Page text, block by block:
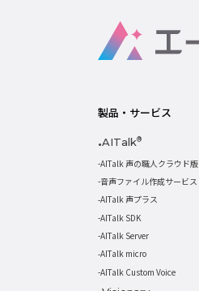
製品・サービス
AITalk®
AITalk 声の職人クラウド版
音声ファイル作成サービス
AITalk 声プラス
AITalk SDK
AITalk Server
AITalk micro
AITalk Custom Voice